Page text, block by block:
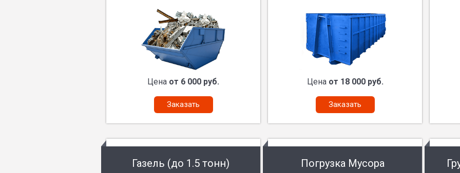
Цена от 6 000 руб.
Заказать
Цена от 18 000 руб.
Заказать
Газель (до 1.5 тонн) Погрузка Мусора